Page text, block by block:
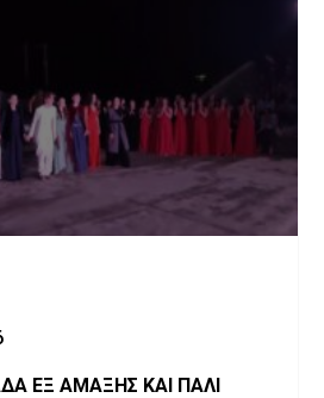
ΕΞ ΑΜΑΞΗΣ ΚΑΙ ΠΑΛΙ